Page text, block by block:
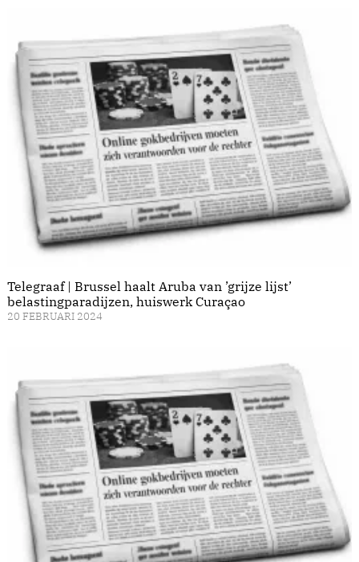
Telegraaf | Brussel haalt Aruba van ’grijze lijst’
belastingparadijzen, huiswerk Curaçao
20 FEBRUARI 2024